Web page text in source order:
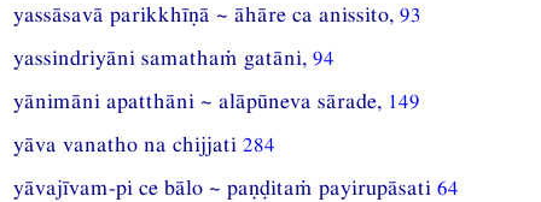
yassāsavā parikkhīṇā ~ āhāre ca anissito,93
yassindriyāni samathaṁ gatāni,94
yānimāni apatthāni ~ alāpūneva sārade, 149
yāva vanatho na chijjati284
yāvajīvam-pi ce bālo ~ paṇḍitaṁ payirupāsati64